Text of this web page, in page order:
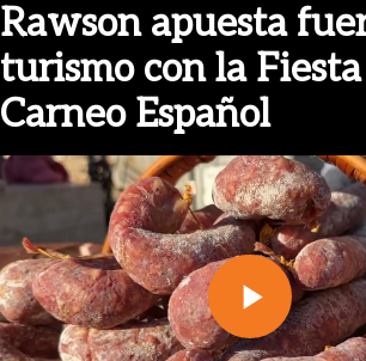
Rawson apuesta
turismo con la
Carneo Español
Play